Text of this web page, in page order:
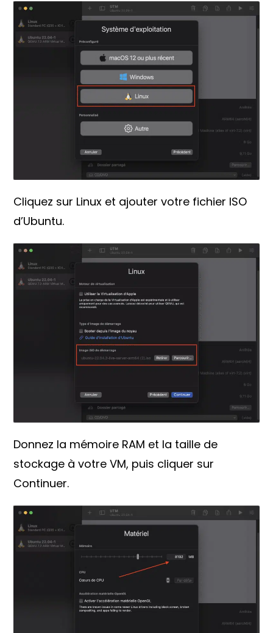
Cliquez sur Linux et ajouter votre fichier ISO
d’Ubuntu.
Donnez la mémoire RAM et la taille de
stockage à votre VM, puis cliquer sur
Continuer.